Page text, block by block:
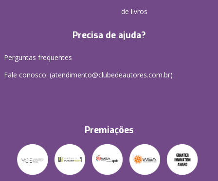
de livros
Precisa de ajuda?
Perguntas frequentes
Fale conosco: (atendimento@clubedeautores.com.br)
Premiações